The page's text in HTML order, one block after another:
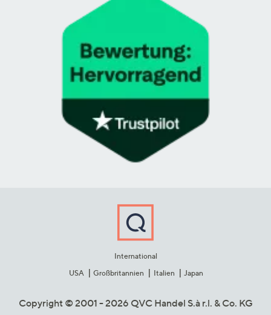
International
USA
Großbritannien Italien Japan
Copyright © 2001 - 2026 QVC Handel S.à r.l. & Co. KG